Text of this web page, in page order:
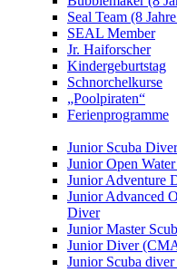
Seal Team (8
SEAL Member
Jr. Haiforscher
Kindergeburtstag
Schnorchelkurse
„Poolpiraten“
Ferienprogramme
Junior Scuba Diver
Junior Open
Junior Adventure
Junior Advanced
Diver
Junior Master
Junior Diver
Junior Scuba